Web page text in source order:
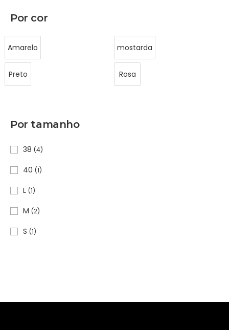
Por cor
Amarelo mostarda
Preto Rosa
Por tamanho
38 (4)
40 (1)
L (1)
M (2)
S (1)